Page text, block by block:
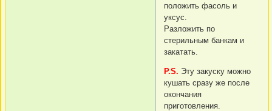
положить фасоль и
уксус.
Разложить по
стерильным банкам и
закатать.
P.S. Эту закуску можно
кушать сразу же после
окончания
приготовления.